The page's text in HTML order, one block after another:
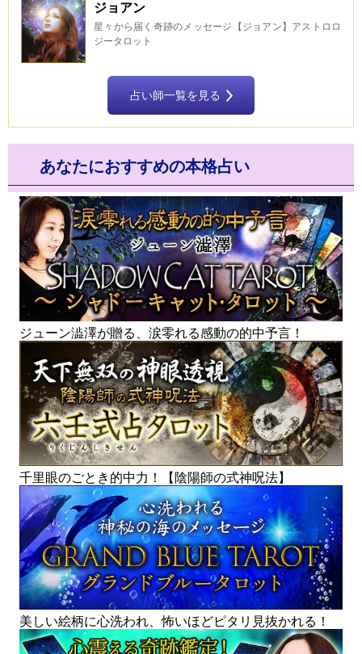
ジョアン
星々から届く奇跡のメッセージ【ジョアン】アストロロ
ジータロット
占い師一覧を見る
あなたにおすすめの本格占い
ジューン澁澤が贈る、涙零れる感動の的中予言！
千里眼のごとき的中力！【陰陽師の式神呪法】
美しい絵柄に心洗われ、怖いほどピタリ見抜かれる！